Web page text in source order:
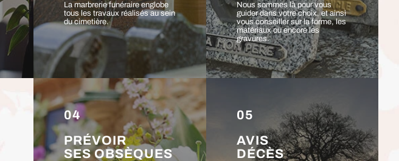
La marbrerie funéraire englobe
tous les travaux réalisés au sein
du cimetière.
Nous sommes là pour vous
guider dans votre choix, et ainsi
vous conseiller sur la forme, les
matériaux ou encore les
gravures.
04
PRÉVOIR
SES OBSÈQUES
05
AVIS
DÉCÈS